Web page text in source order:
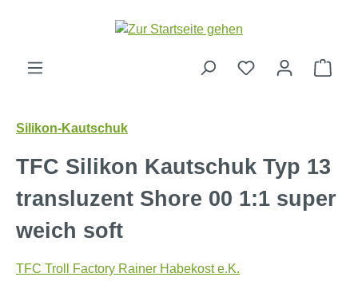
Zum Hauptinhalt springen
Silikon-Kautschuk
TFC Silikon Kautschuk Typ 13
transluzent Shore 00 1:1 super
weich soft
TFC Troll Factory Rainer Habekost e.K.